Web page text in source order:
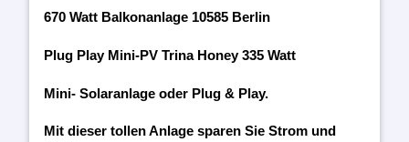
670 Watt Balkonanlage 10585 Berlin
Plug Play Mini-PV Trina Honey 335 Watt
Mini- Solaranlage oder Plug & Play.
Mit dieser tollen Anlage sparen Sie Strom und